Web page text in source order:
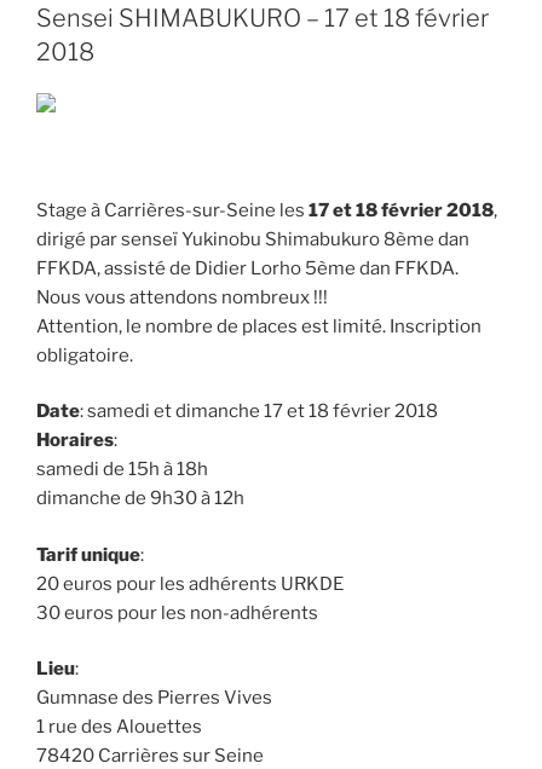
Sensei SHIMABUKURO – 17 et 18 février
2018
Stage à Carrières-sur-Seine les 17 et 18 février 2018,
dirigé par senseï Yukinobu Shimabukuro 8ème dan
FFKDA, assisté de Didier Lorho 5ème dan FFKDA.
Nous vous attendons nombreux !!!
Attention, le nombre de places est limité. Inscription
obligatoire.
Date: samedi et dimanche 17 et 18 février 2018
Horaires:
samedi de 15h à 18h
dimanche de 9h30 à 12h
Tarif unique:
20 euros pour les adhérents URKDE
30 euros pour les non-adhérents
Lieu:
Gumnase des Pierres Vives
1 rue des Alouettes
78420 Carrières sur Seine